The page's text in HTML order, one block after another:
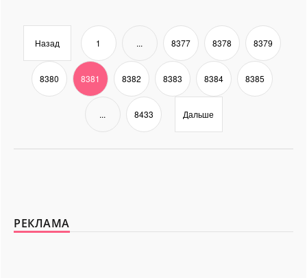
Назад 1 ... 8377 8378 8379
8380 8381 8382 8383 8384 8385
... 8433 Дальше
РЕКЛАМА